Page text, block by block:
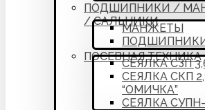
ПОДШИПНИКИ /
/ САЛЬНИКИ
МАНЖЕТЫ
ПОСЕВНАЯ ТЕХНИКА
СЕЯЛКА СЗП
СЕЯЛКА СКП
“ОМИЧКА”
СЕЯЛКА